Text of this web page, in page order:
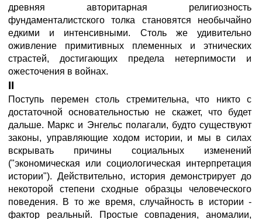
древняя авторитарная религиозность
фундаменталистского толка становятся необычайно
едкими и интенсивными. Столь же удивительно
оживление примитивных племенных и этнических
страстей, достигающих предела нетерпимости и
ожесточения в войнах.
II
Поступь перемен столь стремительна, что никто с
достаточной основательностью не скажет, что будет
дальше. Маркс и Энгельс полагали, будто существуют
законы, управляющие ходом истории, и мы в силах
вскрывать причины социальных изменений
("экономическая или социологическая интерпретация
истории"). Действительно, история демонстрирует до
некоторой степени сходные образцы человеческого
поведения. В то же время, случайность в истории -
фактор реальный. Простые совпадения, аномалии,